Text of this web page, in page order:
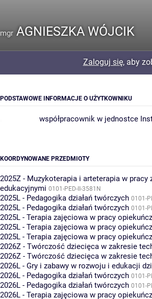
mgr AGNIESZKA WÓJCIK
Zaloguj się, aby
PODSTAWOWE INFORMACJE O UŻYTKOWNIKU
współpracownik w jednostce
KOORDYNOWANE PRZEDMIOTY
2025Z - Muzykoterapia i arteterapia w
edukacyjnymi 0101-PED-II-3581N
2025L - Pedagogika działań twórczych 0101-
2025L - Pedagogika działań twórczych 0101-
2025L - Terapia zajęciowa w pracy
2025L - Terapia zajęciowa w pracy
2025L - Terapia zajęciowa w pracy
2026Z - Twórczość dziecięca w zakresie
2026Z - Twórczość dziecięca w zakresie
2026L - Gry i zabawy w rozwoju i edukacji
2026L - Pedagogika działań twórczych 0101-
2026L - Pedagogika działań twórczych 0101-
2026L - Terapia zajęciowa w pracy